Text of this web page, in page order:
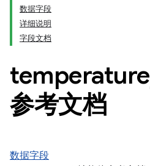
数据字段
详细说明
字段文档
temperature
参考文档
数据字段